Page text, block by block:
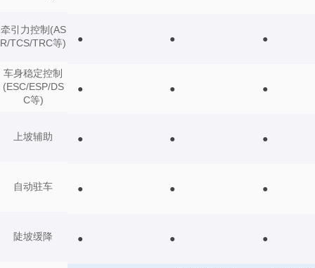
牵引力控制(AS
R/TCS/TRC等)
车身稳定控制
(ESC/ESP/DS
C等)
上坡辅助
自动驻车
陡坡缓降
● ● ●
● ● ●
● ● ●
● ● ●
● ● ●